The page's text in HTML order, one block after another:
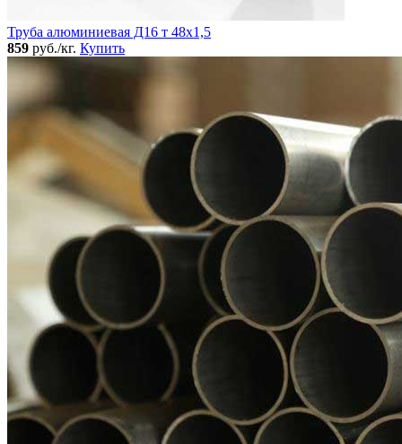
Труба алюминиевая Д16 т 48х1,5
859 руб./кг. Купить